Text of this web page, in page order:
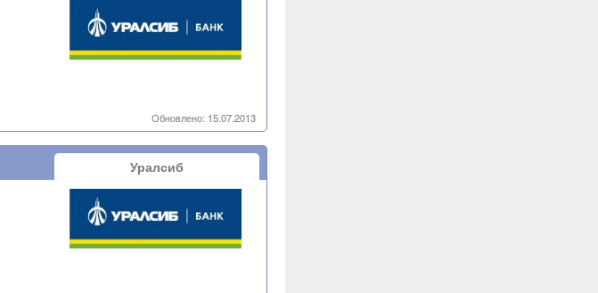
Обновлено: 15.07.2013
Уралсиб